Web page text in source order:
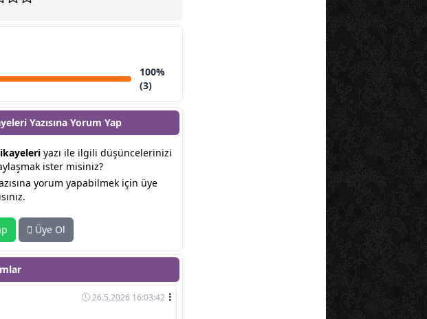
100%
(3)
Yazısına Yorum Yap
yazı ile ilgili düşüncelerinizi
ister misiniz?
yorum yapabilmek için üye
Üye Ol
26.5.2026 16:03:42